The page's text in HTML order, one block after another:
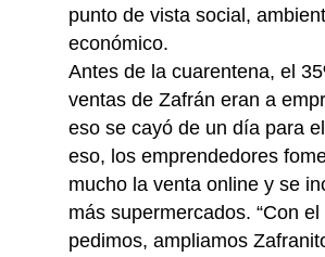
punto de vista social,
económico.
Antes de la cuarentena, el
ventas de Zafrán eran a
eso se cayó de un día para
eso, los emprendedores
mucho la venta online y se
más supermercados. “Con
pedimos, ampliamos